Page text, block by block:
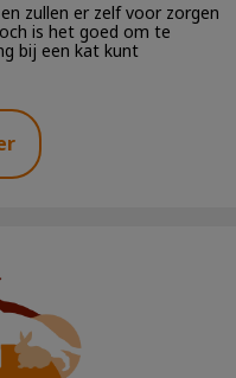
zullen er zelf voor zorgen
is het goed om te
bij een kat kunt